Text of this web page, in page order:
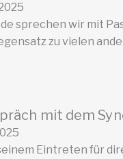
sprechen wir mit
zu vielen
mit dem
Eintreten für